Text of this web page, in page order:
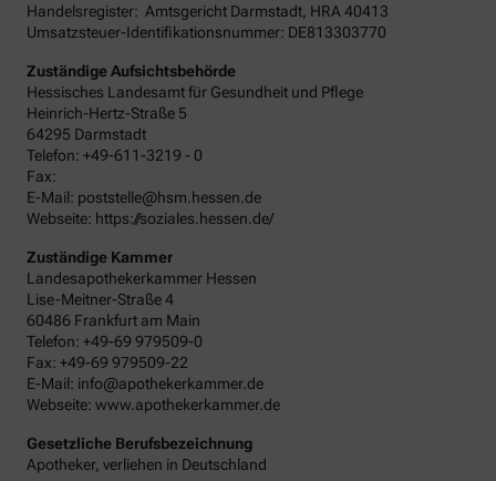
Handelsregister: Amtsgericht Darmstadt HRA 40413
Umsatzsteuer-Identifikationsnummer: DE813303770
Zuständige Aufsichtsbehörde
Hessisches Landesamt für Gesundheit und Pflege
Heinrich-Hertz-Straße 5
64295 Darmstadt
Telefon: +49-611-3219 - 0
Fax:
E-Mail: poststelle@hsm.hessen.de
Webseite: https://soziales.hessen.de/
Zuständige Kammer
Landesapothekerkammer Hessen
Lise-Meitner-Straße 4
60486 Frankfurt am Main
Telefon: +49-69 979509-0
Fax: +49-69 979509-22
E-Mail: info@apothekerkammer.de
Webseite: www.apothekerkammer.de
Gesetzliche Berufsbezeichnung
Apotheker, verliehen in Deutschland